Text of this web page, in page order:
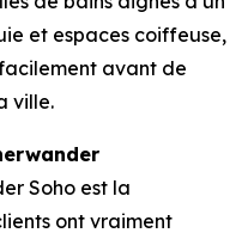
et espaces coiffeuse,
avant de
ville.
Soho est la
ont vraiment